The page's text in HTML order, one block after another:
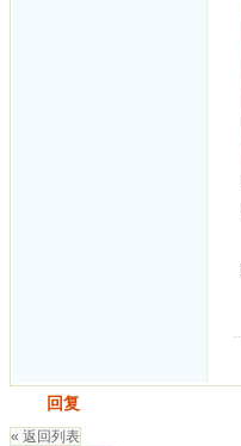
回复
« 返回列表